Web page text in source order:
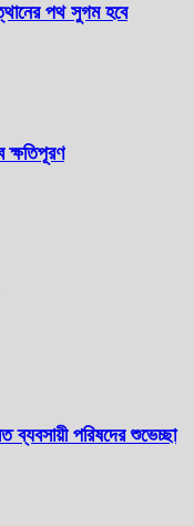
পথ সুগম হবে
ক্ষতিপূরণ
পরিষদের শুভেচ্ছা